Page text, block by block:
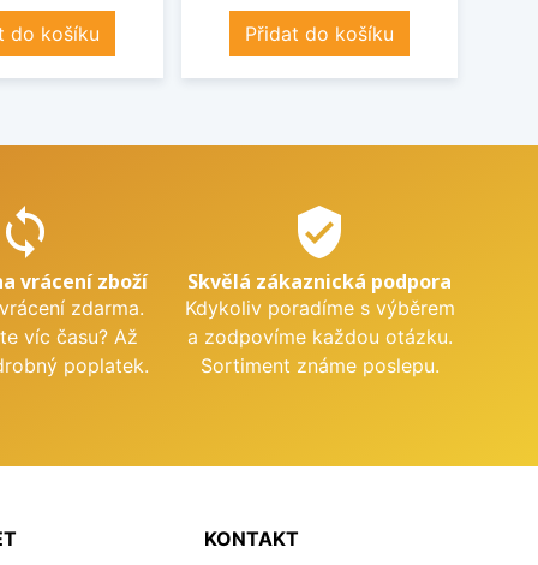
do košíku Přidat do košíku
vrácení zboží
zdarma.
víc času? Až
poplatek.
verified_user
Skvělá zákaznická podpora
Kdykoliv poradíme s výběrem
a zodpovíme každou otázku.
Sortiment známe poslepu.
KONTAKT